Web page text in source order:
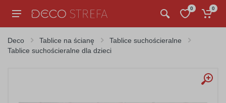
0 0
Deco Tablice na ścianę
Tablice suchościeralne
Tablice suchościeralne dla dzieci